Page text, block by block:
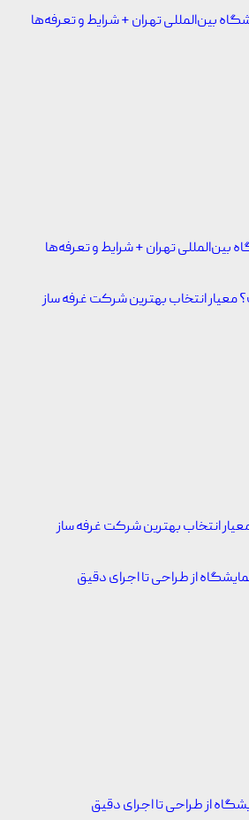
بین‌المللی تهران + شرایط و تعرفه‌ها
انتخاب بهترین شرکت غرفه ساز
از طراحی تا اجرای دقیق